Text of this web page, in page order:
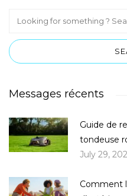
Messages récents
Guide de
tondeuse
July 29,
Comment